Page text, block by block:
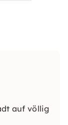
auf völlig